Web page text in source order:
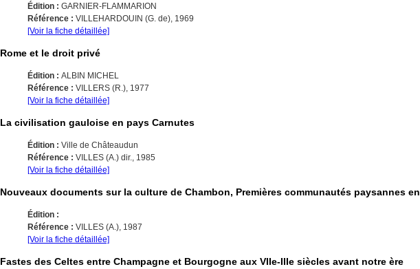
Édition : GARNIER-FLAMMARION
Référence : VILLEHARDOUIN (G. de), 1969
[Voir la fiche détaillée]
Rome et le droit privé
Édition : ALBIN MICHEL
Référence : VILLERS (R.), 1977
[Voir la fiche détaillée]
La civilisation gauloise en pays Carnutes
Édition : Ville de Châteaudun
Référence : VILLES (A.) dir., 1985
[Voir la fiche détaillée]
Nouveaux documents sur la culture de Chambon, Premières communautés paysannes en
Édition :
Référence : VILLES (A.), 1987
[Voir la fiche détaillée]
Fastes des Celtes entre Champagne et Bourgogne aux VIIe-IIIe siècles avant notre ère